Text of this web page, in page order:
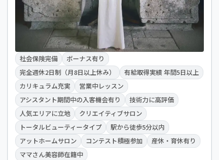
社会保険完備
ボーナス有り
完全週休2日制（月8日以上休み）
有給取得実績 年間5日以上
カリキュラム充実
営業中レッスン
アシスタント期間中の入客機会有り
技術力に高評価
人気エリアに立地
クリエイティブサロン
トータルビューティータイプ
駅から徒歩5分以内
アットホームサロン
コンテスト積極参加
産休・育休有り
ママさん美容師在籍中